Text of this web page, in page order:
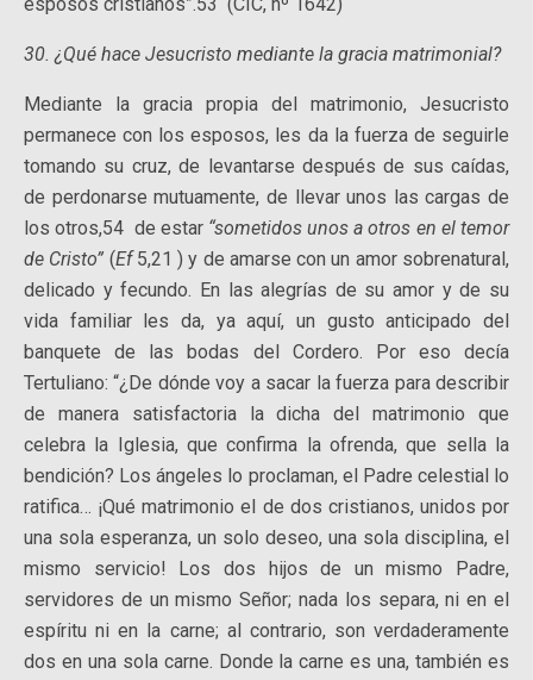
30. ¿Qué hace Jesucristo mediante la gracia matrimonial?
Mediante la gracia propia del matrimonio, Jesucristo
permanece con los esposos, les da la fuerza de seguirle
tomando su cruz, de levantarse después de sus caídas,
de perdonarse mutuamente, de llevar unos las cargas de
los otros,54 de estar “sometidos unos a otros en el temor
de Cristo” (Ef5,21 ) y de amarse con un amor sobrenatural,
delicado y fecundo. En las alegrías de su amor y de su
vida familiar les da, ya aquí, un gusto anticipado del
banquete de las bodas del Cordero. Por eso decía
Tertuliano: “¿De dónde voy a sacar la fuerza para describir
de manera satisfactoria la dicha del matrimonio que
celebra la Iglesia, que confirma la ofrenda, que sella la
bendición? Los ángeles lo proclaman, el Padre celestial lo
ratifica… ¡Qué matrimonio el de dos cristianos, unidos por
una sola esperanza, un solo deseo, una sola disciplina, el
mismo servicio! Los dos hijos de un mismo Padre,
servidores de un mismo Señor; nada los separa, ni en el
espíritu ni en la carne; al contrario, son verdaderamente
dos en una sola carne. Donde la carne es una, también es